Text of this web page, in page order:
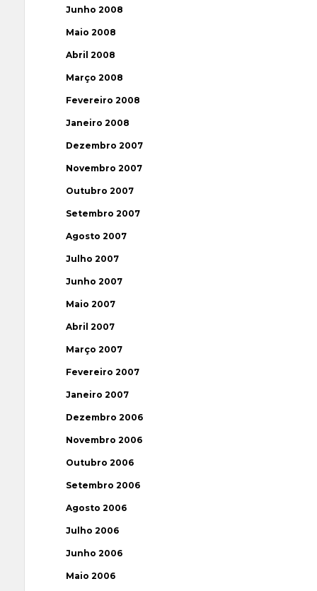
Junho 2008
Maio 2008
Abril 2008
Março 2008
Fevereiro 2008
Janeiro 2008
Dezembro 2007
Novembro 2007
Outubro 2007
Setembro 2007
Agosto 2007
Julho 2007
Junho 2007
Maio 2007
Abril 2007
Março 2007
Fevereiro 2007
Janeiro 2007
Dezembro 2006
Novembro 2006
Outubro 2006
Setembro 2006
Agosto 2006
Julho 2006
Junho 2006
Maio 2006